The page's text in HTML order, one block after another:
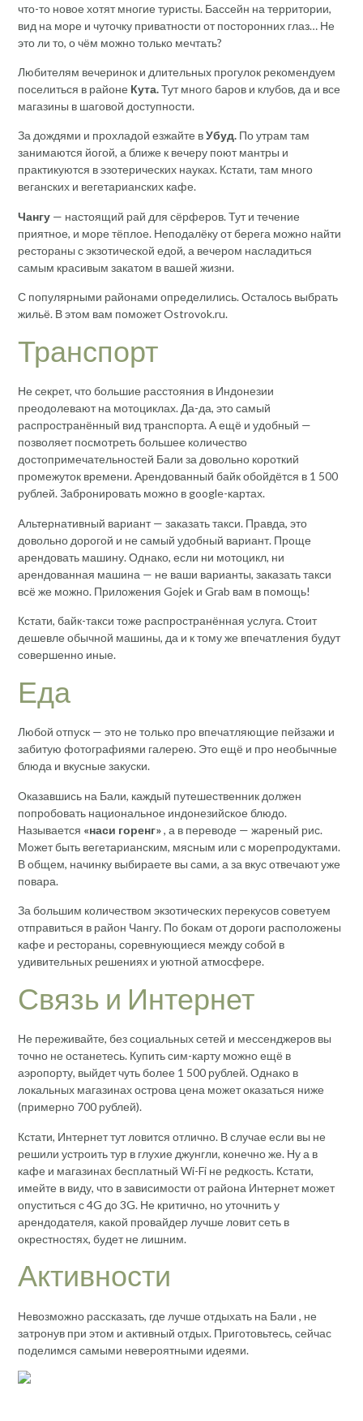
что-то новое хотят многие туристы. Бассейн на территории,
вид на море и чуточку приватности от посторонних глаз… Не
это ли то, о чём можно только мечтать?
Любителям вечеринок и длительных прогулок рекомендуем
поселиться в районе Кута.Тут много баров и клубов, да и все
магазины в шаговой доступности.
За дождями и прохладой езжайте вУбуд. По утрам там
занимаются йогой, а ближе к вечеру поют мантры и
практикуются в эзотерических науках. Кстати, там много
веганских и вегетарианских кафе.
Чангу — настоящий рай для сёрферов. Тут и течение
приятное, и море тёплое. Неподалёку от берега можно найти
рестораны с экзотической едой, а вечером насладиться
самым красивым закатом в вашей жизни.
С популярными районами определились. Осталось выбрать
жильё. В этом вам поможет Ostrovok.ru.
Транспорт
Не секрет, что большие расстояния в Индонезии
преодолевают на мотоциклах. Да-да, это самый
распространённый вид транспорта. А ещё и удобный —
позволяет посмотреть большее количество
достопримечательностей Бали за довольно короткий
промежуток времени. Арендованный байк обойдётся в 1 500
рублей. Забронировать можно в google-картах.
Альтернативный вариант — заказать такси. Правда, это
довольно дорогой и не самый удобный вариант. Проще
арендовать машину. Однако, если ни мотоцикл, ни
арендованная машина — не ваши варианты, заказать такси
всё же можно. Приложения Gojek и Grab вам в помощь!
Кстати, байк-такси тоже распространённая услуга. Стоит
дешевле обычной машины, да и к тому же впечатления будут
совершенно иные.
Еда
Любой отпуск — это не только про впечатляющие пейзажи и
забитую фотографиями галерею. Это ещё и про необычные
блюда и вкусные закуски.
Оказавшись на Бали, каждый путешественник должен
попробовать национальное индонезийское блюдо.
Называется «наси горенг», а в переводе — жареный рис.
Может быть вегетарианским, мясным или с морепродуктами.
В общем, начинку выбираете вы сами, а за вкус отвечают уже
повара.
За большим количеством экзотических перекусов советуем
отправиться в район Чангу. По бокам от дороги расположены
кафе и рестораны, соревнующиеся между собой в
удивительных решениях и уютной атмосфере.
Связь и Интернет
Не переживайте, без социальных сетей и мессенджеров вы
точно не останетесь. Купить сим-карту можно ещё в
аэропорту, выйдет чуть более 1 500 рублей. Однако в
локальных магазинах острова цена может оказаться ниже
(примерно 700 рублей).
Кстати, Интернет тут ловится отлично. В случае если вы не
решили устроить тур в глухие джунгли, конечно же. Ну а в
кафе и магазинах бесплатный Wi-Fi не редкость. Кстати,
имейте в виду, что в зависимости от района Интернет может
опуститься с 4G до 3G. Не критично, но уточнить у
арендодателя, какой провайдер лучше ловит сеть в
окрестностях, будет не лишним.
Активности
Невозможно рассказать, где лучше отдыхать на Бали , не
затронув при этом и активный отдых. Приготовьтесь, сейчас
поделимся самыми невероятными идеями.